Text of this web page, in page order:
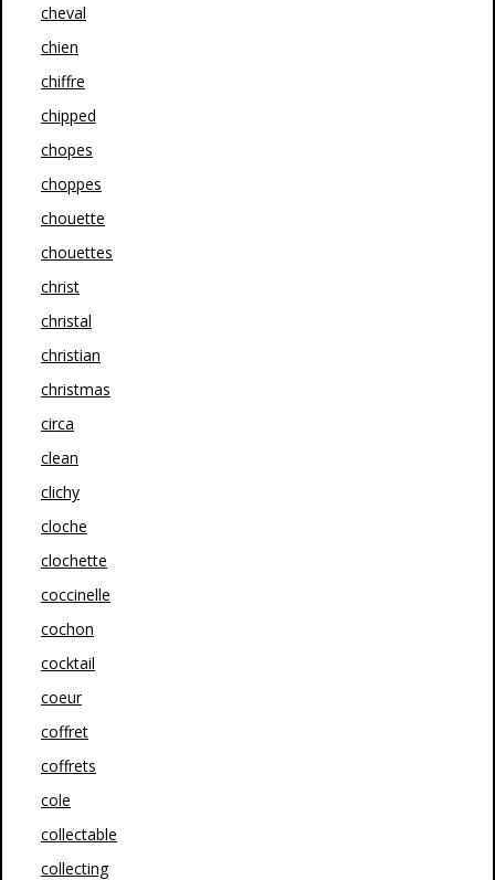
cheval
chien
chiffre
chipped
chopes
choppes
chouette
chouettes
christ
christal
christian
christmas
circa
clean
clichy
cloche
clochette
coccinelle
cochon
cocktail
coeur
coffret
coffrets
cole
collectable
collecting